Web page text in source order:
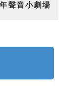
聲音小劇場